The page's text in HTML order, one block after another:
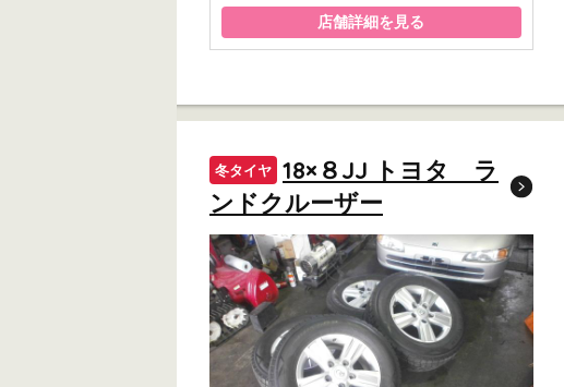
店舗詳細を見る
冬タイヤ
18×８JJ トヨタ ラ
ンドクルーザー